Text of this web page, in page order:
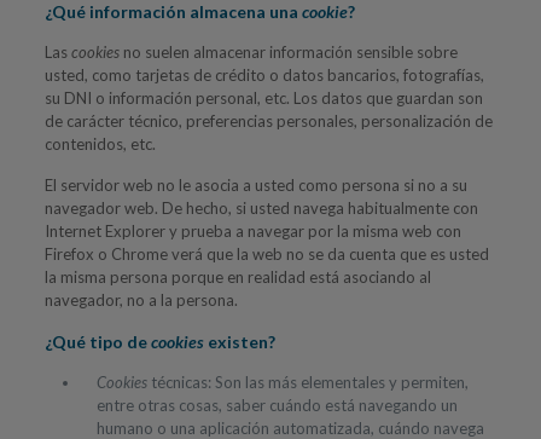
¿Qué información almacena una cookie?
Lascookiesno suelen almacenar información sensible sobre
usted, como tarjetas de crédito o datos bancarios, fotografías,
su DNI o información personal, etc. Los datos que guardan son
de carácter técnico, preferencias personales, personalización de
contenidos, etc.
El servidor web no le asocia a usted como persona si no a su
navegador web. De hecho, si usted navega habitualmente con
Internet Explorer y prueba a navegar por la misma web con
Firefox o Chrome verá que la web no se da cuenta que es usted
la misma persona porque en realidad está asociando al
navegador, no a la persona.
¿Qué tipo decookies existen?
Cookiestécnicas: Son las más elementales y permiten,
entre otras cosas, saber cuándo está navegando un
humano o una aplicación automatizada, cuándo navega